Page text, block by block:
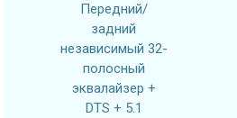
Передний/
задний
независимый 32-
полосный
эквалайзер +
DTS + 5.1